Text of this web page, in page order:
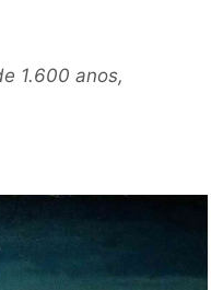
1.600 anos,